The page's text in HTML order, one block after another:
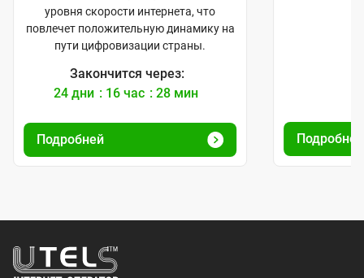
уровня скорости интернета, что
повлечет положительную динамику на
пути цифровизации страны.
Закончится через:
24 дни 16 час 28 мин
4
2
с
е
Подробней Подробней